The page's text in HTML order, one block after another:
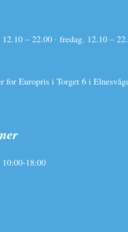
– 22.00 · fredag. 12.10 –
Europris i Torget 6 i
10:00-18:00